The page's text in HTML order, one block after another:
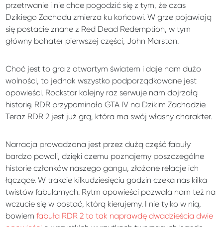
przetrwanie i nie chce pogodzić się z tym, że czas
Dzikiego Zachodu zmierza ku końcowi. W grze pojawiają
się postacie znane z Red Dead Redemption, w tym
główny bohater pierwszej części, John Marston.
Choć jest to gra z otwartym światem i daje nam dużo
wolności, to jednak wszystko podporządkowane jest
opowieści. Rockstar kolejny raz serwuje nam dojrzałą
historię. RDR przypominało GTA IV na Dzikim Zachodzie.
Teraz RDR 2 jest już grą, która ma swój własny charakter.
Narracja prowadzona jest przez dużą część fabuły
bardzo powoli, dzięki czemu poznajemy poszczególne
historie członków naszego gangu, złożone relacje ich
łączące. W trakcie kilkudziesięciu godzin czeka nas kilka
twistów fabularnych. Rytm opowieści pozwala nam też na
wczucie się w postać, którą kierujemy. I nie tylko w nią,
bowiemfabuła RDR 2 to tak naprawdę dwadzieścia dwie